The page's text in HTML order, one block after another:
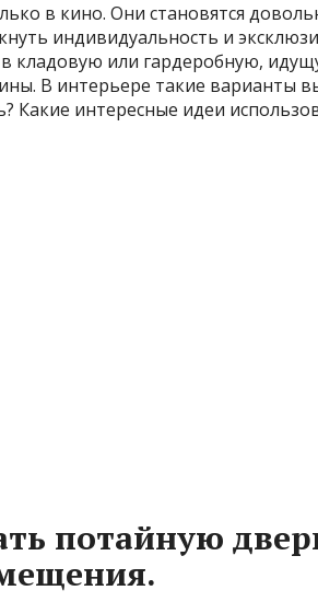
в кино. Они становятся
индивидуальность и
кладовую или гардеробную,
В интерьере такие варианты
Какие интересные идеи
потайную